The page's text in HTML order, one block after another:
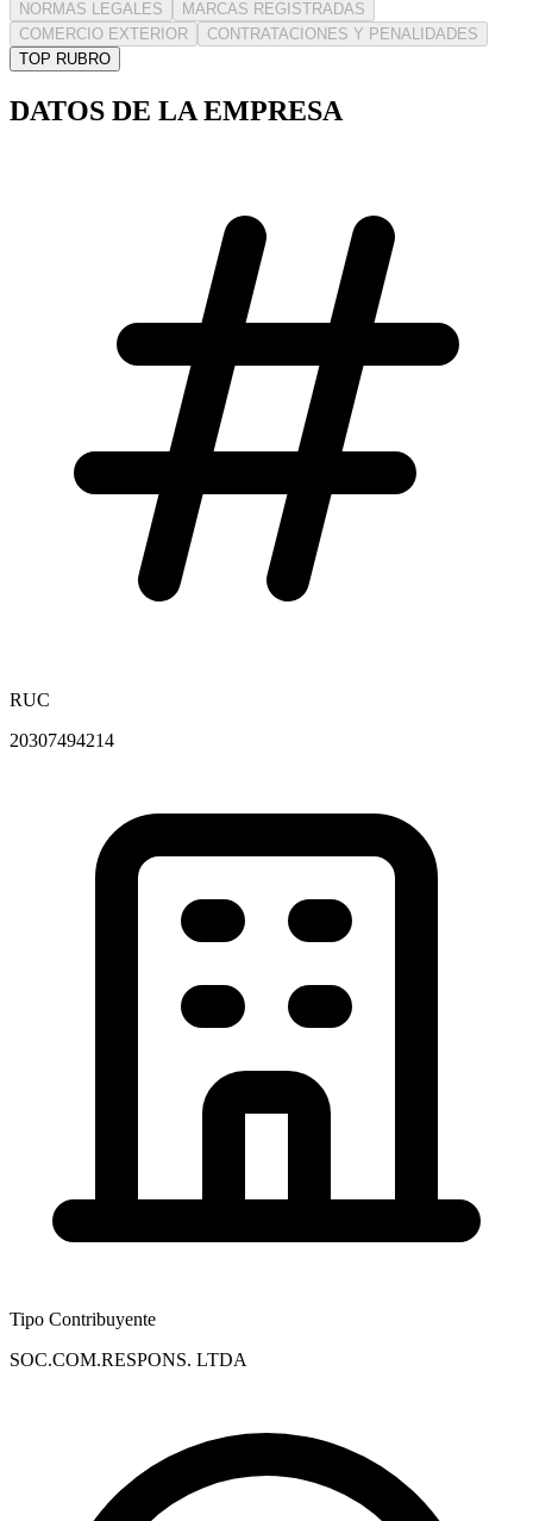
NORMAS LEGALES
MARCAS REGISTRADAS
COMERCIO EXTERIOR
CONTRATACIONES Y PENALIDADES
TOP RUBRO
DATOS DE LA EMPRESA
RUC
20307494214
Tipo Contribuyente
SOC.COM.RESPONS. LTDA